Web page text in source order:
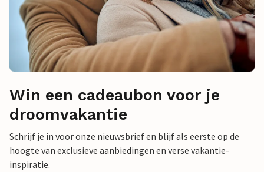
Win een cadeaubon voor je
droomvakantie
Schrijf je in voor onze nieuwsbrief en blijf als eerste op de
hoogte van exclusieve aanbiedingen en verse vakantie-
inspiratie.